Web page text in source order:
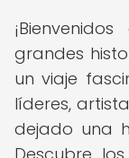
grandes
un viaje
líderes,
dejado una